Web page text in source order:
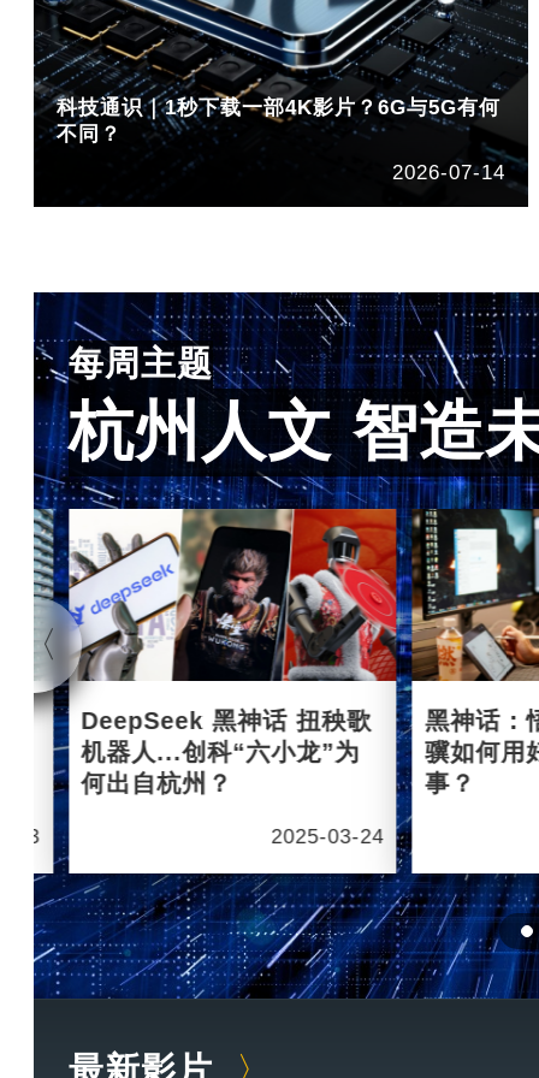
科技通识｜1秒下载一部4K影片？6G与5G有何
不同？
2026-07-14
每周主题
杭州人文 智造
03
DeepSeek 黑神话 扭秧歌
机器人...创科“六小龙”为
何出自杭州？
2025-03-24
黑神话：
骥如何用
事？
最新影片